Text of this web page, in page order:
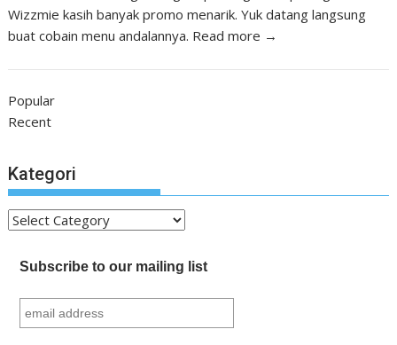
Wizzmie kasih banyak promo menarik. Yuk datang langsung
buat cobain menu andalannya. Read more →
Popular
Recent
Kategori
Kategori
Subscribe to our mailing list